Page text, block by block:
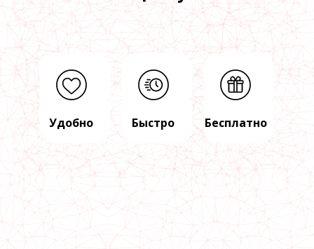
Удобно Быстро Бесплатно